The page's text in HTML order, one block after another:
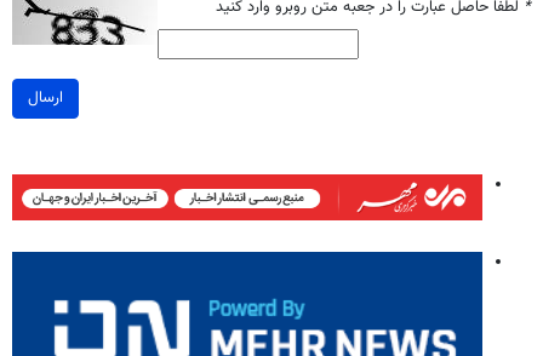
* لطفا حاصل عبارت را در جعبه متن روبرو وارد کنید
ارسال